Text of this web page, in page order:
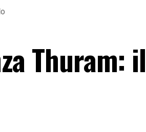
Thuram: il